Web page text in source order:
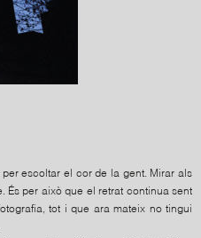
escoltar el cor de la gent. Mirar als
És per això que el retrat continua sent
tot i que ara mateix no tingui